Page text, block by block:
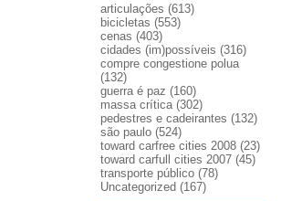
articulações (613)
bicicletas (553)
cenas (403)
cidades (im)possíveis (316)
compre congestione polua
(132)
guerra é paz (160)
massa crítica(302)
pedestres e cadeirantes (132)
são paulo (524)
toward carfree cities 2008 (23)
toward carfull cities 2007 (45)
transporte público (78)
Uncategorized (167)